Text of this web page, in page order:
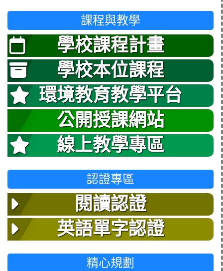
課程與教學
學校課程計畫
學校本位課程
環境教育教學平台
公開授課網站
線上教學專區
認證專區
閱讀認證
英語單字認證
精心規劃